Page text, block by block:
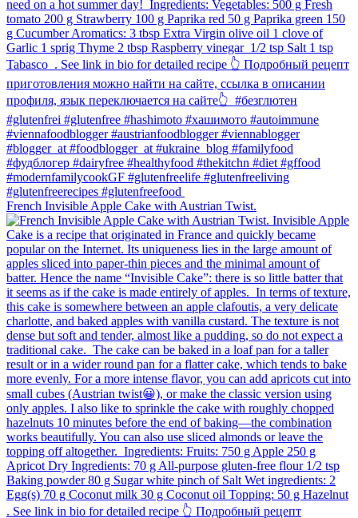
French Invisible Apple Cake with Austrian Twist.⁠